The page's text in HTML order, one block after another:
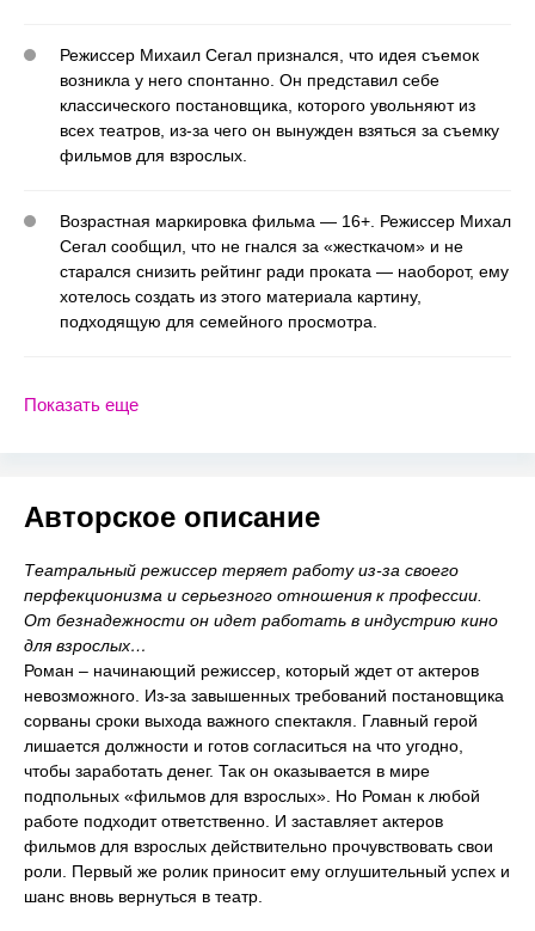
Режиссер Михаил Сегал признался, что идея съемок
возникла у него спонтанно. Он представил себе
классического постановщика, которого увольняют из
всех театров, из-за чего он вынужден взяться за съемку
фильмов для взрослых.
Возрастная маркировка фильма — 16+. Режиссер Михал
Сегал сообщил, что не гнался за «жесткачом» и не
старался снизить рейтинг ради проката — наоборот, ему
хотелось создать из этого материала картину,
подходящую для семейного просмотра.
Показать еще
Авторское описание
Театральный режиссер теряет работу из-за своего
перфекционизма и серьезного отношения к профессии.
От безнадежности он идет работать в индустрию кино
для взрослых…
Роман – начинающий режиссер, который ждет от актеров
невозможного. Из-за завышенных требований постановщика
сорваны сроки выхода важного спектакля. Главный герой
лишается должности и готов согласиться на что угодно,
чтобы заработать денег. Так он оказывается в мире
подпольных «фильмов для взрослых». Но Роман к любой
работе подходит ответственно. И заставляет актеров
фильмов для взрослых действительно прочувствовать свои
роли. Первый же ролик приносит ему оглушительный успех и
шанс вновь вернуться в театр.